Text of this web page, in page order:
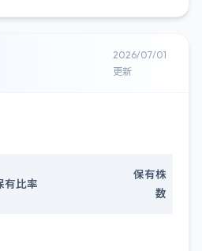
2026/07/01
更新
有比率
保有株
数